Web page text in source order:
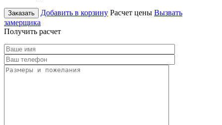
Заказать Добавить в корзину Расчет цены Вызвать
замерщика
Получить расчет